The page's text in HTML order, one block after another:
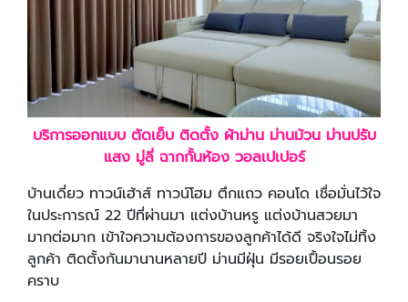
บริการออกแบบ ตัดเย็บ ติดตั้ง ผ้าม่าน ม่านม้วน ม่านปรับ
แสง มู่ลี่ ฉากกั้นห้อง วอลเปเปอร์
บ้านเดี่ยว ทาวน์เฮ้าส์ ทาวน์โฮม ตึกแถว คอนโด เชื่อมั่นไว้ใจ
ในประการณ์ 22 ปีที่ผ่านมา แต่งบ้านหรู แต่งบ้านสวยมา
มากต่อมาก เข้าใจความต้องการของลูกค้าได้ดี จริงใจไม่ทิ้ง
ลูกค้า ติดตั้งกันมานานหลายปี ม่านมีฝุ่น มีรอยเปื้อนรอย
คราบ